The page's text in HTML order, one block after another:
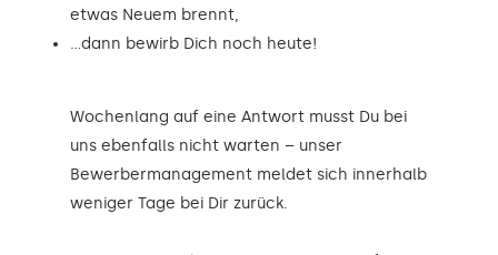
etwas Neuem brennt,
…dann bewirb Dich noch heute!
Wochenlang auf eine Antwort musst Du bei
uns ebenfalls nicht warten – unser
Bewerbermanagement meldet sich innerhalb
weniger Tage bei Dir zurück.